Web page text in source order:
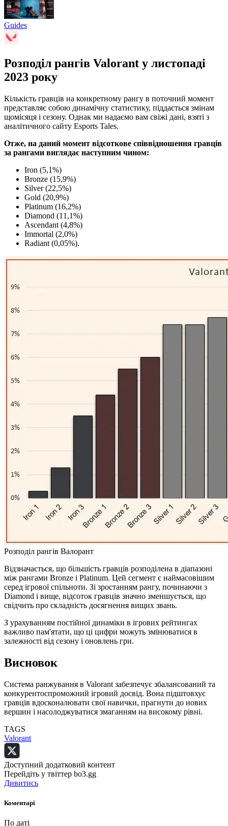
Guides
Розподіл рангів Valorant у листопаді
2023 року
Кількість гравців на конкретному рангу в поточний момент
представляє собою динамічну статистику, піддається змінам
щомісяця і сезону. Однак ми надаємо вам свіжі дані, взяті з
аналітичного сайту Esports Tales.
Отже, на даний момент відсоткове співвідношення гравців
за рангами виглядає наступним чином:
Iron (5,1%)
Bronze (15,9%)
Silver (22,5%)
Gold (20,9%)
Platinum (16,2%)
Diamond (11,1%)
Ascendant (4,8%)
Immortal (2,0%)
Radiant (0,05%).
Розподіл рангів Валорант
Відзначається, що більшість гравців розподілена в діапазоні
між рангами Bronze і Platinum. Цей сегмент є наймасовішим
серед ігрової спільноти. Зі зростанням рангу, починаючи з
Diamond і вище, відсоток гравців значно зменшується, що
свідчить про складність досягнення вищих звань.
З урахуванням постійної динаміки в ігрових рейтингах
важливо пам'ятати, що ці цифри можуть змінюватися в
залежності від сезону і оновлень гри.
Висновок
Система ранжування в Valorant забезпечує збалансований та
конкурентоспроможний ігровий досвід. Вона підштовхує
гравців вдосконалювати свої навички, прагнути до нових
вершин і насолоджуватися змаганням на високому рівні.
TAGS
Valorant
Доступний додатковий контент
Перейдіть у твіттер bo3.gg
Дивитись
Коментарі
По даті